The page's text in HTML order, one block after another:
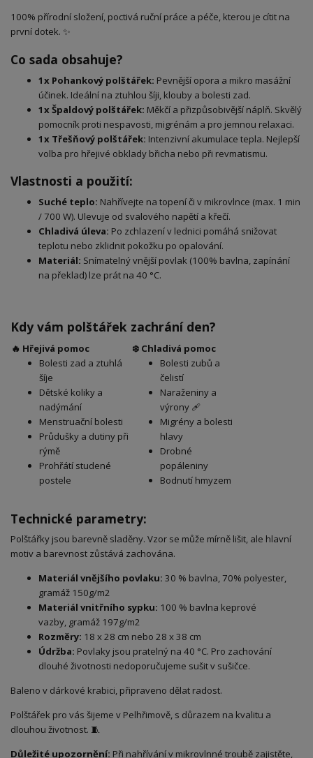
100% přírodní složení, poctivá ruční práce a péče, kterou je cítit na
první dotek. ✨
Co sada obsahuje?
1x Pohankový polštářek: Pevnější opora a mikro masážní
účinek. Ideální na ztuhlou šíji, klouby a bolesti zad.
1x Špaldový polštářek: Měkčí a přizpůsobivější náplň. Skvělý
pomocník proti nespavosti, migrénám a pro jemnou relaxaci.
1x Třešňový polštářek: Intenzivní akumulace tepla. Nejlepší
volba pro hřejivé obklady břicha nebo při revmatismu.
Vlastnosti a použití:
Suché teplo: Nahřívejte na topení či v mikrovlnce (max. 1 min
/ 700 W). Ulevuje od svalového napětí a křečí.
Chladivá úleva: Po zchlazení v lednici pomáhá snižovat
teplotu nebo zklidnit pokožku po opalování.
Materiál: Snímatelný vnější povlak (100% bavlna, zapínání
na překlad) lze prát na 40 °C.
Kdy vám polštářek zachrání den?
🔥 Hřejivá pomoc
Bolesti zad a ztuhlá
šíje
Dětské koliky a
nadýmání
Menstruační bolesti
Průdušky a dutiny při
rýmě
Prohřátí studené
postele
❄️ Chladivá pomoc
Bolesti zubů a
čelistí
Naraženiny a
výrony 🩹
Migrény a bolesti
hlavy
Drobné
popáleniny
Bodnutí hmyzem
Technické parametry:
Polštářky jsou barevně sladěny. Vzor se může mírně lišit, ale hlavní
motiv a barevnost zůstává zachována.
Materiál vnějšího povlaku: 30 % bavlna, 70% polyester,
gramáž 150g/m2
Materiál vnitřního sypku: 100 % bavlna keprové
vazby, gramáž 197g/m2
Rozměry: 18 x 28 cm nebo 28 x 38 cm
Údržba: Povlaky jsou pratelný na 40 °C. Pro zachování
dlouhé životnosti nedoporučujeme sušit v sušičce.
Baleno v dárkové krabici, připraveno dělat radost.
Polštářek pro vás šijeme v Pelhřimově, s důrazem na kvalitu a
dlouhou životnost. 🧵
Důležité upozornění: Při nahřívání v mikrovlnné troubě zajistěte,